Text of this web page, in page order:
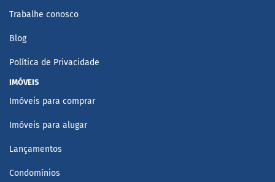
Trabalhe conosco
Blog
Política de Privacidade
IMÓVEIS
Imóveis para comprar
Imóveis para alugar
Lançamentos
Condomínios